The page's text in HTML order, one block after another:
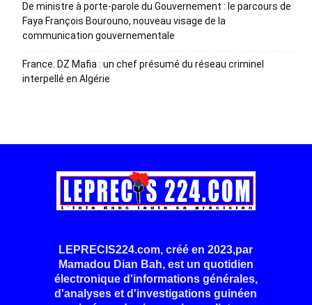
De ministre à porte-parole du Gouvernement : le parcours de
Faya François Bourouno, nouveau visage de la
communication gouvernementale
France. DZ Mafia : un chef présumé du réseau criminel
interpellé en Algérie
LEPRECIS224.com, créé en 2023,par
Mamadou Dian Bah, est un quotidien
électronique d'informations générales,
d'analyses et d'investigations guinéen